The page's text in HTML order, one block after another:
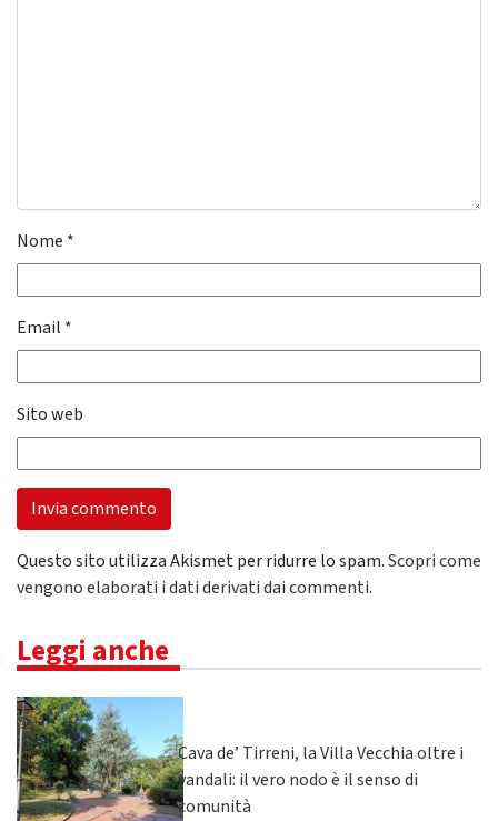
Nome *
Email *
Sito web
Questo sito utilizza Akismet per ridurre lo spam.Scopri come
vengono elaborati i dati derivati dai commenti.
Leggi anche
Cava de’ Tirreni, la Villa Vecchia oltre i
vandali: il vero nodo è il senso di
comunità